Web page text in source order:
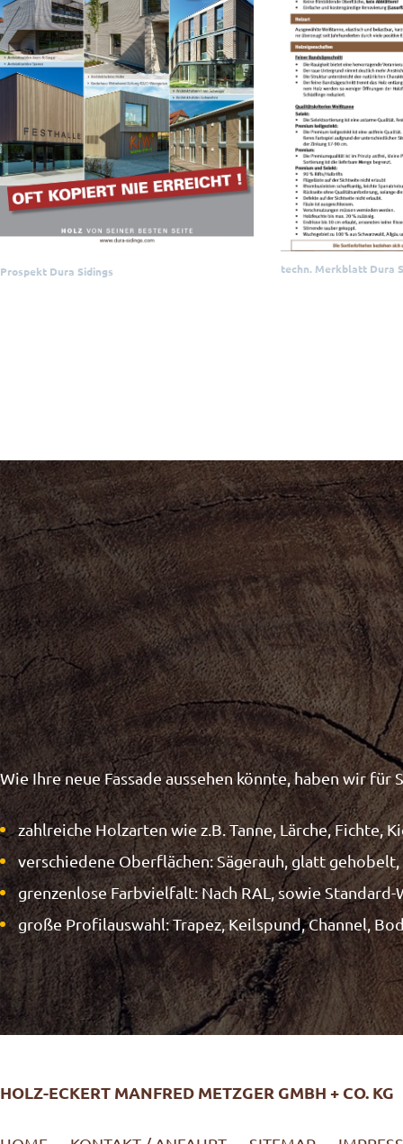
Prospekt Dura Sidings techn. Merkblatt Dura
Wie Ihre neue Fassade aussehen könnte, haben wir für
zahlreiche Holzarten wie z.B. Tanne, Lärche, Fichte,
verschiedene Oberflächen: Sägerauh, glatt
grenzenlose Farbvielfalt: Nach RAL, sowie
große Profilauswahl: Trapez, Keilspund, Channel,
HOLZ-ECKERT MANFRED METZGER GMBH + CO. KG